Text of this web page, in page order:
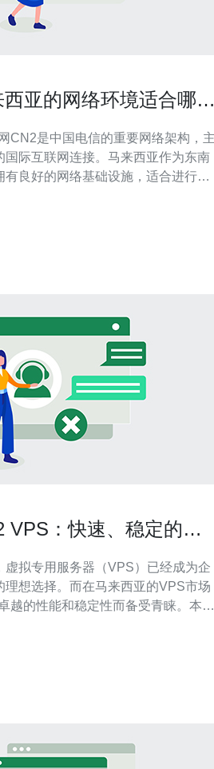
亚的网络环境适合哪些
国际互联网连接。马来西亚作为东南
有良好的网络基础设施，适合进行国
宽和高可靠性的用户。 2. 适合的
VPS：快速、稳定的虚
虚拟专用服务器（VPS）已经成为企
理想选择。而在马来西亚的VPS市场
越的性能和稳定性而备受青睐。本文
VPS是指基于